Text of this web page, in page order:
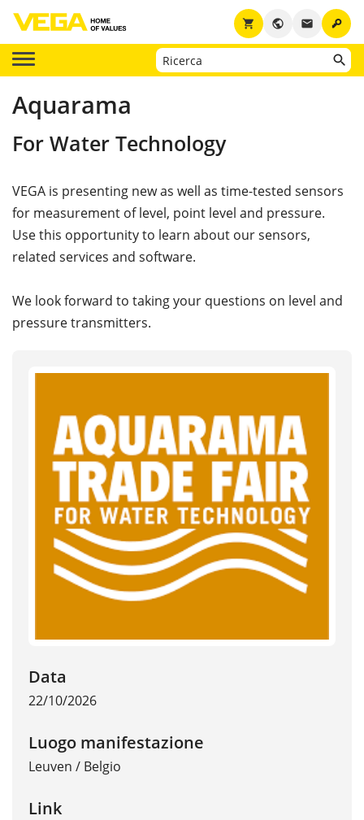
key
email
public
shopping_cart
Aquarama
For Water Technology
VEGA is presenting new as well as time-tested sensors
for measurement of level, point level and pressure.
Use this opportunity to learn about our sensors,
related services and software.
We look forward to taking your questions on level and
pressure transmitters.
Data
22/10/2026
Luogo manifestazione
Leuven / Belgio
Link